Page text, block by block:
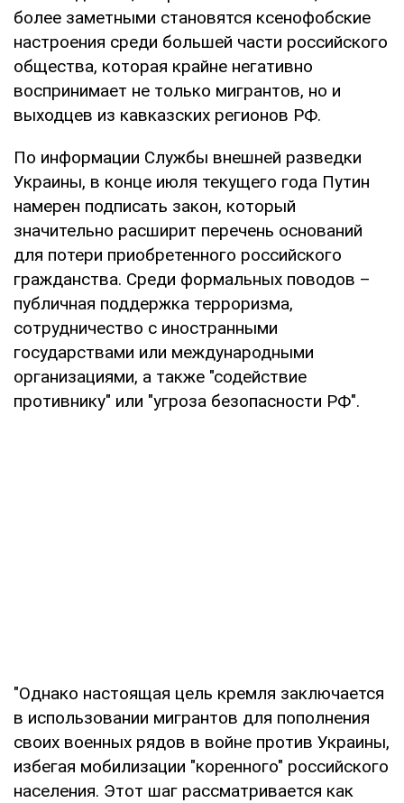
более заметными становятся ксенофобские
настроения среди большей части российского
общества, которая крайне негативно
воспринимает не только мигрантов, но и
выходцев из кавказских регионов РФ.
По информации Службы внешней разведки
Украины, в конце июля текущего года Путин
намерен подписать закон, который
значительно расширит перечень оснований
для потери приобретенного российского
гражданства. Среди формальных поводов –
публичная поддержка терроризма,
сотрудничество с иностранными
государствами или международными
организациями, а также "содействие
противнику" или "угроза безопасности РФ".
"Однако настоящая цель кремля заключается
в использовании мигрантов для пополнения
своих военных рядов в войне против Украины,
избегая мобилизации "коренного" российского
населения. Этот шаг рассматривается как